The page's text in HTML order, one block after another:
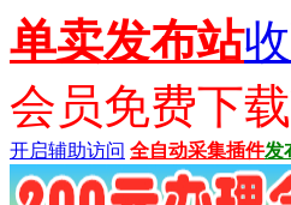
单卖发布站
会员免费下
开启辅助访问 全自动采集插件发